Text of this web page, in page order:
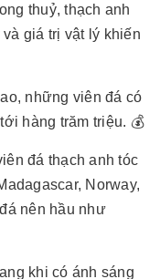
thuỷ, thạch anh
giá trị vật lý khiến
những viên đá có
hàng trăm triệu. 💰
đá thạch anh tóc
Norway,
nên hầu như
khi có ánh sáng